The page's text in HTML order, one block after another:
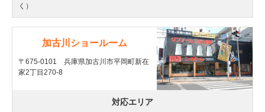
く）
加古川ショールーム
〒675-0101 兵庫県加古川市平岡町新在
家2丁目270-8
対応エリア